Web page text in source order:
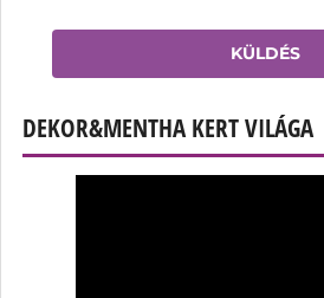
KÜLDÉS
DEKOR&MENTHA KERT VILÁGA